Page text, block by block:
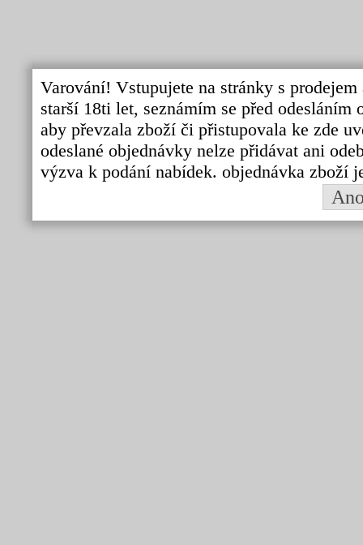
Varování! Vstupujete na stránky s
starší 18ti let, seznámím se před
aby převzala zboží či přistupovala ke zde
odeslané objednávky nelze přidávat ani
výzva k podání nabídek. objednávka zboží